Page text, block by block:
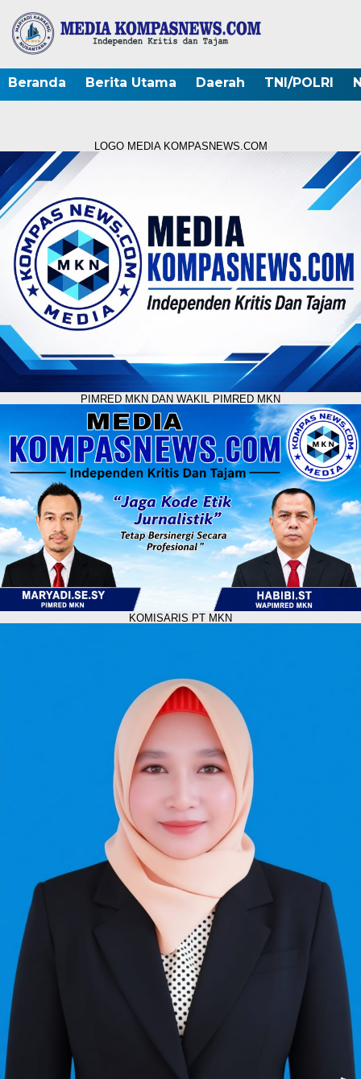
Beranda Berita Utama Daerah TNI/POLRI
LOGO MEDIA KOMPASNEWS.COM
PIMRED MKN DAN WAKIL PIMRED MKN
KOMISARIS PT MKN